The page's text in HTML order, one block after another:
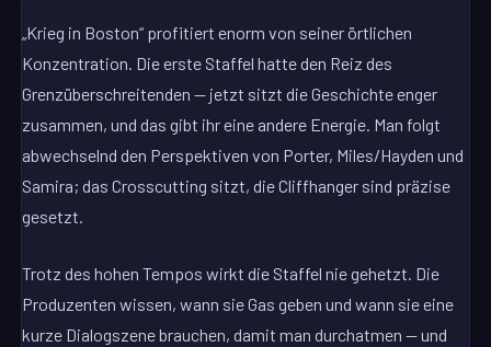
„Krieg in Boston“ profitiert enorm von seiner örtlichen
Konzentration. Die erste Staffel hatte den Reiz des
Grenzüberschreitenden — jetzt sitzt die Geschichte enger
zusammen, und das gibt ihr eine andere Energie. Man folgt
abwechselnd den Perspektiven von Porter, Miles/Hayden und
Samira; das Crosscutting sitzt, die Cliffhanger sind präzise
gesetzt.
Trotz des hohen Tempos wirkt die Staffel nie gehetzt. Die
Produzenten wissen, wann sie Gas geben und wann sie eine
kurze Dialogszene brauchen, damit man durchatmen — und